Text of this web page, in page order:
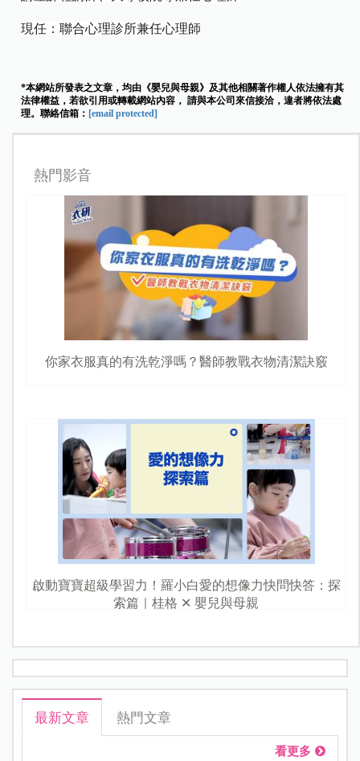
現任：聯合心理診所兼任心理師
*本網站所發表之文章，均由《嬰兒與母親》及其他相關著作權人依法擁有其
法律權益，若欲引用或轉載網站內容， 請與本公司來信接洽，違者將依法處
理。聯絡信箱： [email protected]
熱門影音
你家衣服真的有洗乾淨嗎？醫師教戰衣物清潔訣竅
啟動寶寶超級學習力！羅小白愛的想像力快問快答：探
索篇｜桂格 ✕ 嬰兒與母親
最新文章 熱門文章
看更多